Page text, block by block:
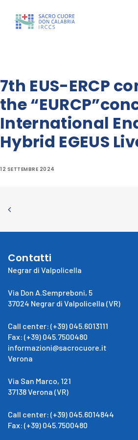
7th EUS-ERCP
the
International
Hybrid EGEUS
12 SETTEMBRE 2024
Contatti
Negrar di Valpolicella
Via Don A.Sempreboni, 5
37024 Negrar di Valpolicella (VR)
Call center: (+39) 045.6013111
Fax: (+39) 045.7500480
informazioni@sacrocuore.it
Verona
Via San Marco, 121
37138 Verona (VR)
Call center: (+39) 045.6014844
Fax: (+39) 045.7500480